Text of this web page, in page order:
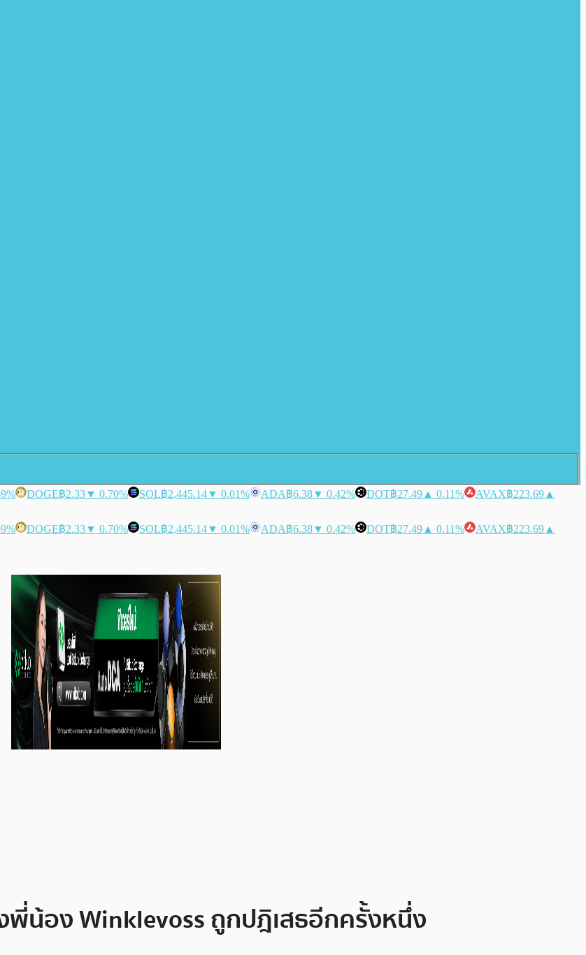
DOGE฿2.33▼ 0.70% SOL฿2,445.14▼ 0.01% ADA฿6.38▼ 0.42% DOT฿27.49 ▲ 0.11% AVAX฿223.69 ▲
DOGE฿2.33▼ 0.70% SOL฿2,445.14▼ 0.01% ADA฿6.38▼ 0.42% DOT฿27.49 ▲ 0.11% AVAX฿223.69 ▲
น้อง Winklevoss ถูกปฎิเสธอีกครั้งหนึ่ง